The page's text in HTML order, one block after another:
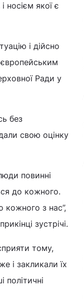
носієм якої є
і дійсно
Ради у
без
свою оцінку
повинні
до кожного.
кожного з нас”,
зустрічі.
тому,
і закликали їх
політичні